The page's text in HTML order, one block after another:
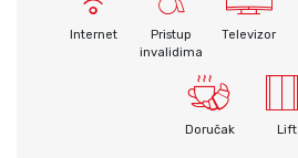
Internet
Pristup
invalidima
Televizor
Doručak Lift